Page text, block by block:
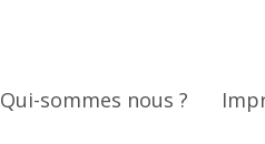
Qui-sommes nous ?